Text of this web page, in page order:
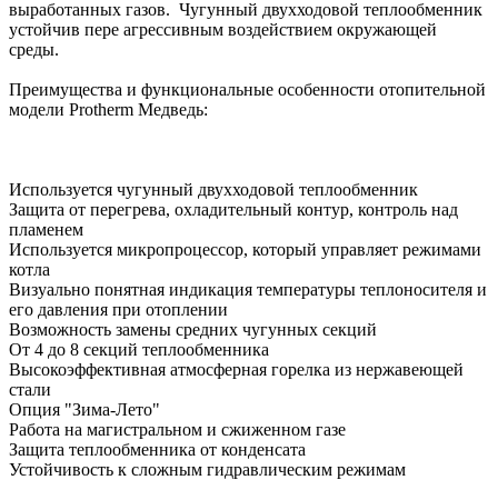
выработанных газов. Чугунный двухходовой теплообменник
устойчив пере агрессивным воздействием окружающей
среды.
Преимущества и функциональные особенности отопительной
модели Protherm Медведь:
Используется чугунный двухходовой теплообменник
Защита от перегрева, охладительный контур, контроль над
пламенем
Используется микропроцессор, который управляет режимами
котла
Визуально понятная индикация температуры теплоносителя и
его давления при отоплении
Возможность замены средних чугунных секций
От 4 до 8 секций теплообменника
Высокоэффективная атмосферная горелка из нержавеющей
стали
Опция "Зима-Лето"
Работа на магистральном и сжиженном газе
Защита теплообменника от конденсата
Устойчивость к сложным гидравлическим режимам